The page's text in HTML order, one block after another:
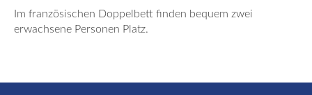
Im französischen Doppelbett finden bequem zwei
erwachsene Personen Platz.